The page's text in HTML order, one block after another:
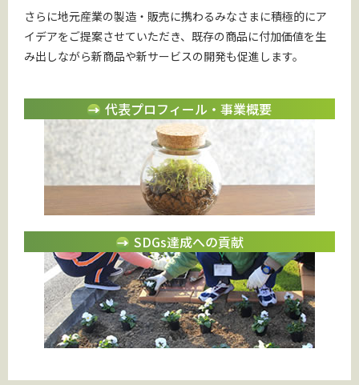
さらに地元産業の製造・販売に携わるみなさまに積極的にア
イデアをご提案させていただき、既存の商品に付加価値を生
み出しながら新商品や新サービスの開発も促進します。
代表プロフィール・事業概要
SDGs達成への貢献